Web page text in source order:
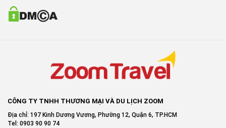
CÔNG TY TNHH THƯƠNG MẠI VÀ DU LỊCH ZOOM
Địa chỉ: 197 Kinh Dương Vương, Phường 12, Quận 6, TP.HCM
Tel: 0903 90 90 74